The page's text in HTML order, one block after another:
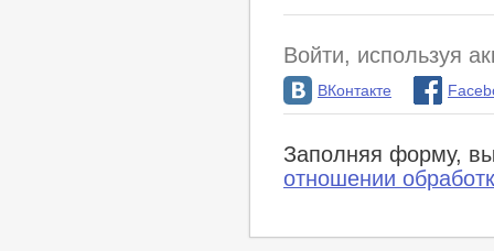
Войти, используя
ВКонтакте
Заполняя форму,
отношении